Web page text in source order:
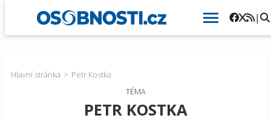
|
Hlavní stránka
Petr Kostka
TÉMA
PETR KOSTKA